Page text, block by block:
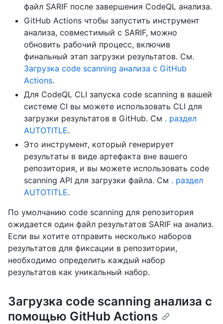
файл SARIF после завершения CodeQL анализа.
GitHub Actions чтобы запустить инструмент
анализа, совместимый с SARIF, можно
обновить рабочий процесс, включив
финальный этап загрузки результатов. См.
Загрузка code scanning анализа с GitHub
Actions.
Для CodeQL CLI запуска code scanning в вашей
системе CI вы можете использовать CLI для
загрузки результатов в GitHub. См . раздел
AUTOTITLE.
Это инструмент, который генерирует
результаты в виде артефакта вне вашего
репозитория, и вы можете использовать code
scanning API для загрузки файла. См . раздел
AUTOTITLE.
По умолчанию code scanning для репозитория
ожидается один файл результатов SARIF на анализ.
Если вы хотите отправить несколько наборов
результатов для фиксации в репозитории,
необходимо определить каждый набор
результатов как уникальный набор.
Загрузка code scanning анализа с
помощью GitHub Actions